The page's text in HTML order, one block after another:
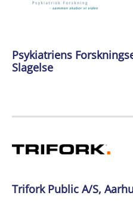
Psykiatriens
Slagelse
Trifork Public A/S,